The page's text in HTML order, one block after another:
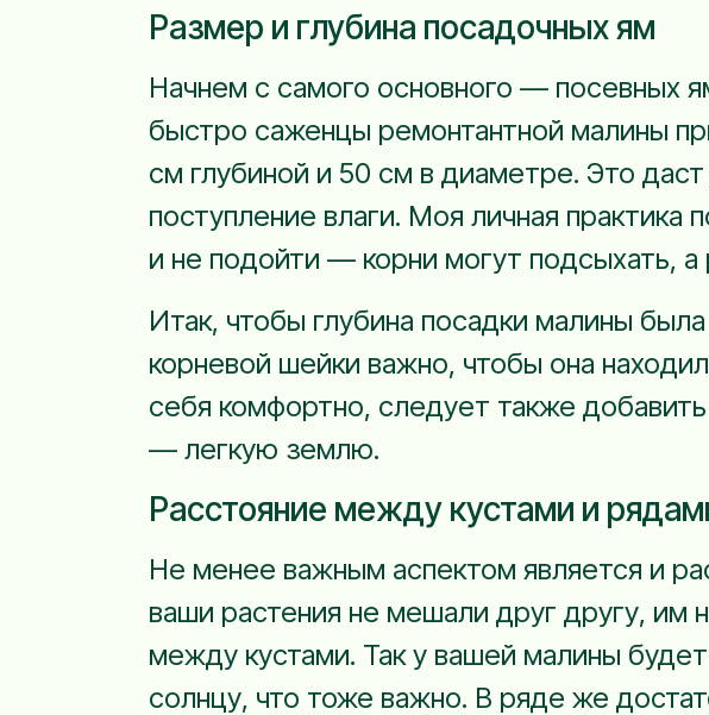
Размер и глубина посадочных ям
Начнем с самого основного — посевных
быстро саженцы ремонтантной малины
см глубиной и 50 см в диаметре. Это
поступление влаги. Моя личная
и не подойти — корни могут подсыхать, а
Итак, чтобы глубина посадки малины
корневой шейки важно, чтобы она
себя комфортно, следует также
— легкую землю.
Расстояние между кустами и
Не менее важным аспектом является и
ваши растения не мешали друг другу, им
между кустами. Так у вашей малины
солнцу, что тоже важно. В ряде же